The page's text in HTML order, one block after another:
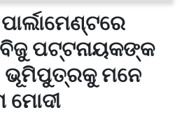
ପଟ୍ଟନାୟକଙ୍କ
ଭୂମିପୁତ୍ରକୁ ମନେ